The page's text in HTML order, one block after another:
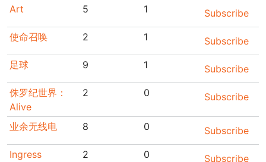
Art
5 1
Subscribe
使命召唤
2 1
Subscribe
足球
9 1
Subscribe
侏罗纪世界：
Alive
2 0 Subscribe
业余无线电 8 0
Subscribe
Ingress
2 0 Subscribe